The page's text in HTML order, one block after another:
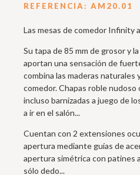
REFERENCIA: AM20.01
Las mesas de comedor Infinity
Su tapa de 85 mm de grosor y
aportan una sensación de
combina las maderas naturales
comedor. Chapas roble nudoso
incluso barnizadas a juego de
a ir en el salón...
Cuentan con 2 extensiones
apertura mediante guías de
apertura simétrica con patines
sólo dedo...